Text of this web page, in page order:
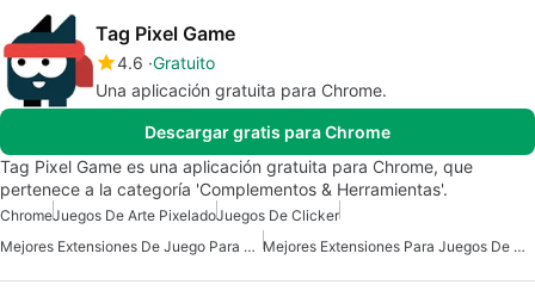
Tag Pixel Game
4.6 Gratuito
Una aplicación gratuita para Chrome.
Descargar gratis para Chrome
Tag Pixel Game es una aplicación gratuita para Chrome, que
pertenece a la categoría 'Complementos & Herramientas'.
ChromeJuegos De Arte PixeladoJuegos De Clicker
Mejores Extensiones De Juego Para Chrome
Mejores Extensiones Para Juegos De Chrome